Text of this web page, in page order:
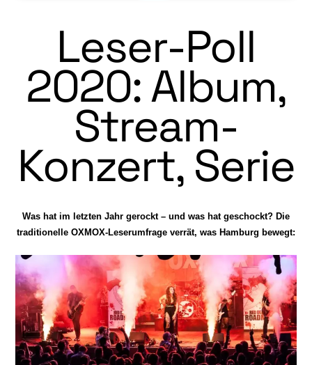
Leser-Poll
2020: Album,
Stream-
Konzert, Serie
Was hat im letzten Jahr gerockt – und was hat geschockt? Die
traditionelle OXMOX-Leserumfrage verrät, was Hamburg bewegt: